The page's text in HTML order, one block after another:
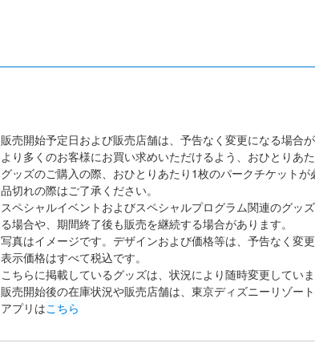
販売開始予定日および販売店舗は、予告なく変更になる場合が
より多くのお客様にお買い求めいただけるよう、おひとりあ
グッズのご購入の際、おひとりあたり1枚のパークチケットが
品切れの際はご了承ください。
スペシャルイベントおよびスペシャルプログラム関連のグッ
る場合や、期間終了後も販売を継続する場合があります。
写真はイメージです。デザインおよび価格等は、予告なく変
表示価格はすべて税込です。
こちらに掲載しているグッズは、状況により随時変更していま
販売開始後の在庫状況や販売店舗は、東京ディズニーリゾー
アプリはこちら